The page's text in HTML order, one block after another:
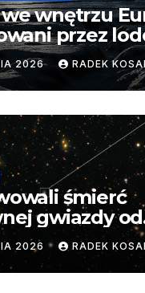
wnętrzu
przez
2026 RADEK
śmierć
gwiazdy od
początku.
2026 RADEK